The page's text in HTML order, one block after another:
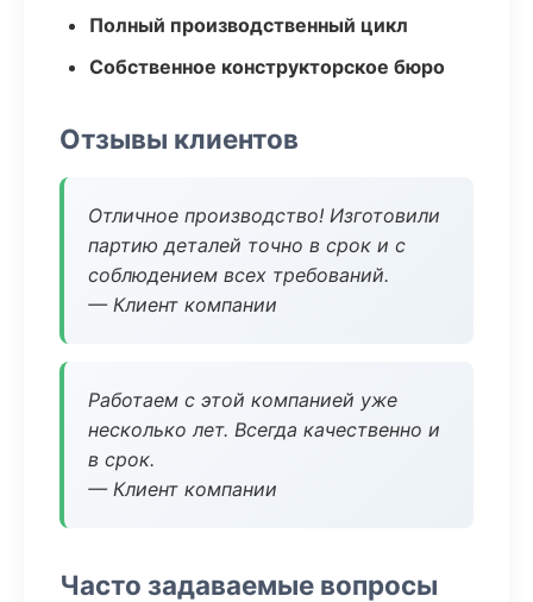
Полный производственный цикл
Собственное конструкторское бюро
Отзывы клиентов
Отличное производство! Изготовили
партию деталей точно в срок и с
соблюдением всех требований.
— Клиент компании
Работаем с этой компанией уже
несколько лет. Всегда качественно и
в срок.
— Клиент компании
Часто задаваемые вопросы